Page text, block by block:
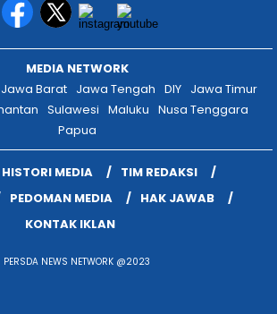
Papua
HISTORI MEDIA
TIM REDAKSI
PEDOMAN MEDIA
KONTAK IKLAN